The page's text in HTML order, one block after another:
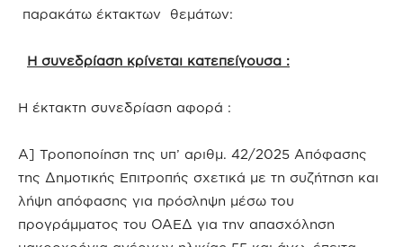
παρακάτω έκτακτων θεμάτων:
Η συνεδρίαση κρίνεται κατεπείγουσα :
Η έκτακτη συνεδρίαση αφορά :
A] Τροποποίηση της υπ’ αριθμ. 42/2025 Απόφασης
της Δημοτικής Επιτροπής σχετικά με τη συζήτηση και
λήψη απόφασης για πρόσληψη μέσω του
προγράμματος του ΟΑΕΔ για την απασχόληση